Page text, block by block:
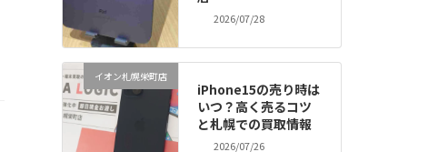
2026/07/28
イオン札幌栄町店
iPhone15の売り時は
いつ？高く売るコツ
と札幌での買取情報
2026/07/26